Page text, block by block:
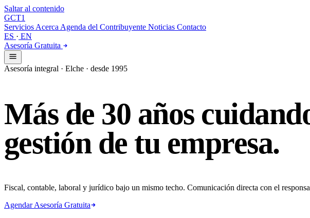
Saltar al contenido
GCT1
Servicios Acerca Agenda del Contribuyente Noticias Contacto
ES · EN
Asesoría Gratuita
Asesoría integral · Elche · desde 1995
Más de 30 años
gestión de tu empresa.
Fiscal, contable, laboral y jurídico bajo un mismo techo. Comunicación directa con el
Agendar Asesoría Gratuita